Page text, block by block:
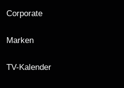
Corporate
Marken
TV-Kalender